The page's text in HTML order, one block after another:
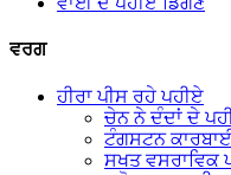
ਵਰਗ
ਹੀਰਾ ਪੀਸ ਰਹੇ ਪਹੀਏ
ਚੇਨ ਨੇ ਦੰਦਾਂ ਦੇ
ਟੰਗਸਟਨ
ਸਖਤ ਵਸਰਾਵਿਕ